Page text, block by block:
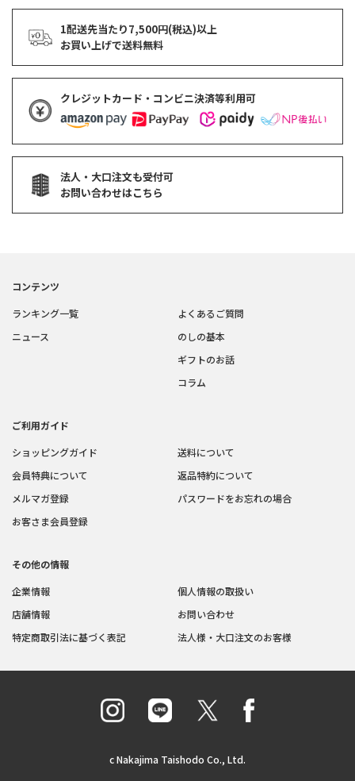
1配送先当たり7,500円(税込)以上
お買い上げで送料無料
クレジットカード・コンビニ決済等利用可
法人・大口注文も受付可
お問い合わせはこちら
コンテンツ
ランキング一覧
ニュース
よくあるご質問
のしの基本
ギフトのお話
コラム
ご利用ガイド
ショッピングガイド
会員特典について
メルマガ登録
お客さま会員登録
送料について
返品特約について
パスワードをお忘れの場合
その他の情報
企業情報
店舗情報
特定商取引法に基づく表記
個人情報の取扱い
お問い合わせ
法人様・大口注文のお客様
c Nakajima Taishodo Co., Ltd.